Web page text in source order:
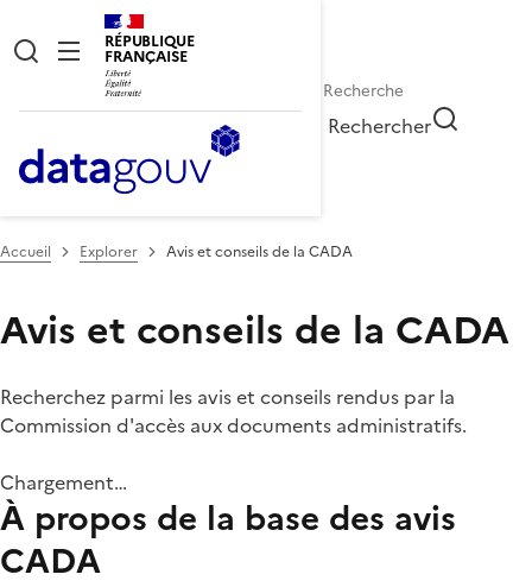
RÉPUBLIQUE
FRANÇAISE
Rechercher
Accueil Explorer Avis et conseils de la CADA
Avis et conseils de la CADA
Recherchez parmi les avis et conseils rendus par la
Commission d'accès aux documents administratifs.
Chargement…
À propos de la base des avis
CADA